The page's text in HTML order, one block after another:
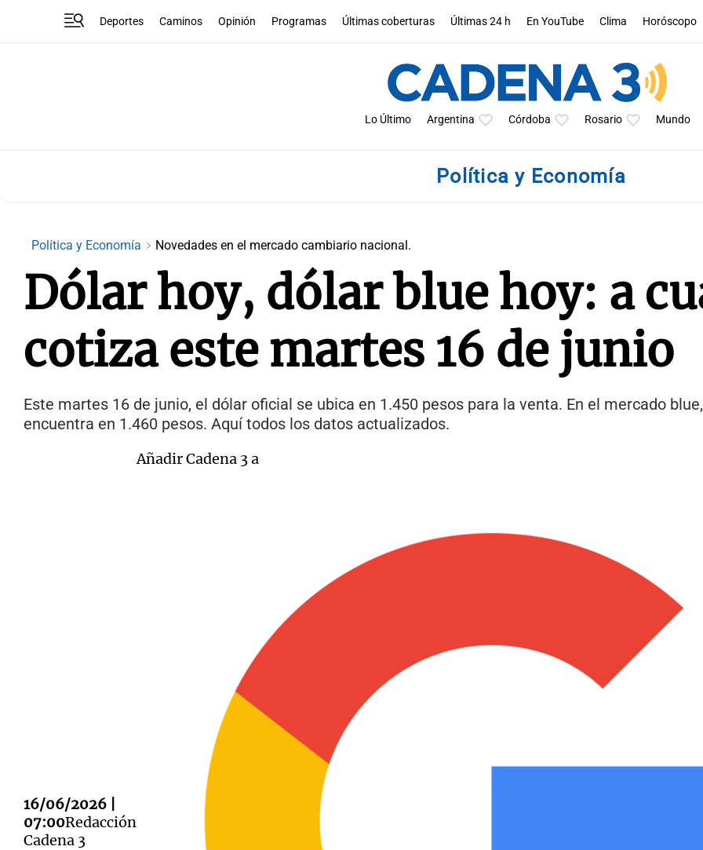
Deportes Caminos Opinión Programas Últimas coberturas Últimas 24 h En YouTube Clima Horóscopo
Lo Último Argentina Córdoba Rosario Mundo
Política y Economía
Política y Economía Novedades en el mercado cambiario nacional.
Dólar hoy, dólar blue hoy: a
cotiza este martes 16 de junio
Este martes 16 de junio, el dólar oficial se ubica en 1.450 pesos para la venta. En el mercado
encuentra en 1.460 pesos. Aquí todos los datos actualizados.
16/06/2026 |
07:00Redacción
Cadena 3
Añadir Cadena 3 a
Notas
Editorial
Notas
Mundial 2026 La Sole en Cadena 3